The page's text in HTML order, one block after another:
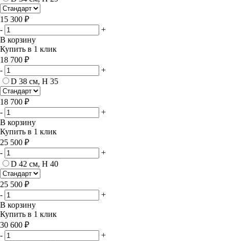
15 300 ₽
-
+
В корзину
Купить в 1 клик
18 700 ₽
-
+
D 38 см, H 35
18 700 ₽
-
+
В корзину
Купить в 1 клик
25 500 ₽
-
+
D 42 см, H 40
25 500 ₽
-
+
В корзину
Купить в 1 клик
30 600 ₽
-
+